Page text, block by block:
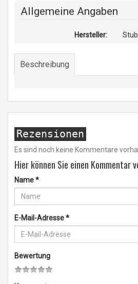
Allgemeine Angaben
Hersteller:
Beschreibung
Rezensionen
Es sind noch keine Kommentare
Hier können Sie einen Kommentar
Name*
E-Mail-Adresse*
Bewertung